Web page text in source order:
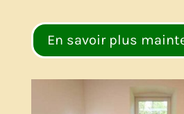
En savoir plus